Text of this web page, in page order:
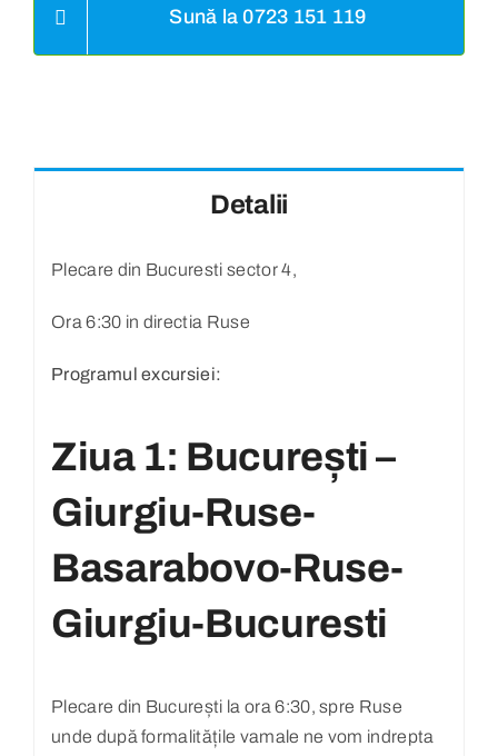
Sună la 0723 151 119
Detalii
Plecare din Bucuresti sector 4,
Ora 6:30 in directia Ruse
Programul excursiei:
Ziua 1: București –
Giurgiu-Ruse-
Basarabovo-Ruse-
Giurgiu-Bucuresti
Plecare din București la ora 6:30, spre Ruse
unde după formalitățile vamale ne vom indrepta